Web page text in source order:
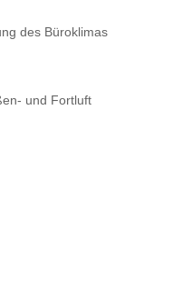
des Büroklimas
und Fortluft